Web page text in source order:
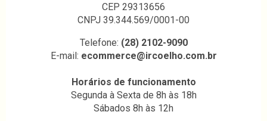
CEP 29313656
CNPJ 39.344.569/0001-00
Telefone: (28) 2102-9090
E-mail: ecommerce@ircoelho.com.br
Horários de funcionamento
Segunda à Sexta de 8h às 18h
Sábados 8h às 12h